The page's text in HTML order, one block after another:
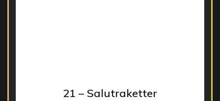
21 – Salutraketter